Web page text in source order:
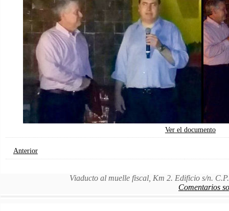
Ver el documento
Anterior
Viaducto al muelle fiscal, Km 2. Edificio s/n.
Comentarios